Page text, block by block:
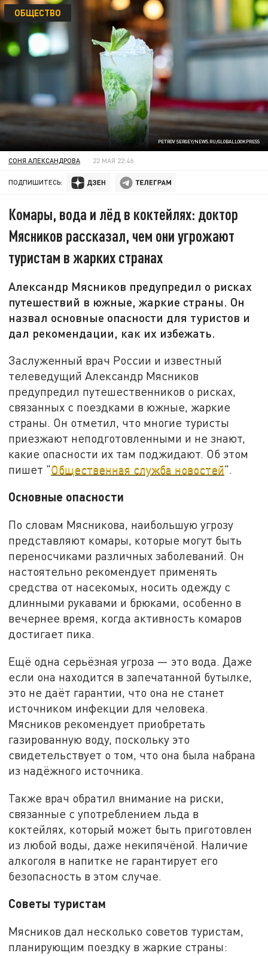
PETROV SERGEY/NEWS.RU/GLOBALLOOKPRESS
ОБЩЕСТВО
СОНЯ АЛЕКСАНДРОВА 22 МАЯ 22:46
ПОДПИШИТЕСЬ:
Комары, вода и лёд в коктейлях: доктор
Мясников рассказал, чем они угрожают
туристам в жарких странах
Александр Мясников предупредил о рисках
путешествий в южные, жаркие страны. Он
назвал основные опасности для туристов и
дал рекомендации, как их избежать.
Заслуженный врач России и известный
телеведущий Александр Мясников
предупредил путешественников о рисках,
связанных с поездками в южные, жаркие
страны. Он отметил, что многие туристы
приезжают неподготовленными и не знают,
какие опасности их там поджидают. Об этом
пишет "Общественная служба новостей".
Основные опасности
По словам Мясникова, наибольшую угрозу
представляют комары, которые могут быть
переносчиками различных заболеваний. Он
настоятельно рекомендует применять
средства от насекомых, носить одежду с
длинными рукавами и брюками, особенно в
вечернее время, когда активность комаров
достигает пика.
Ещё одна серьёзная угроза — это вода. Даже
если она находится в запечатанной бутылке,
это не даёт гарантии, что она не станет
источником инфекции для человека.
Мясников рекомендует приобретать
газированную воду, поскольку это
свидетельствует о том, что она была набрана
из надёжного источника.
Также врач обратил внимание на риски,
связанные с употреблением льда в
коктейлях, который может быть приготовлен
из любой воды, даже некипячёной. Наличие
алкоголя в напитке не гарантирует его
безопасность в этом случае.
Советы туристам
Мясников дал несколько советов туристам,
планирующим поездку в жаркие страны: